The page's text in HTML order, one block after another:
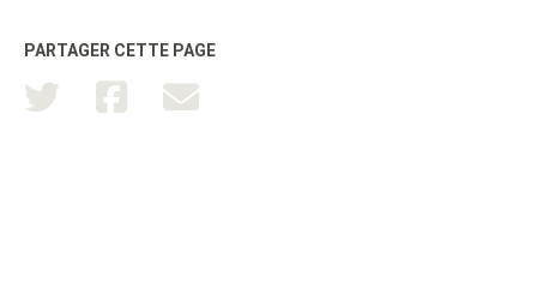
PARTAGER CETTE PAGE